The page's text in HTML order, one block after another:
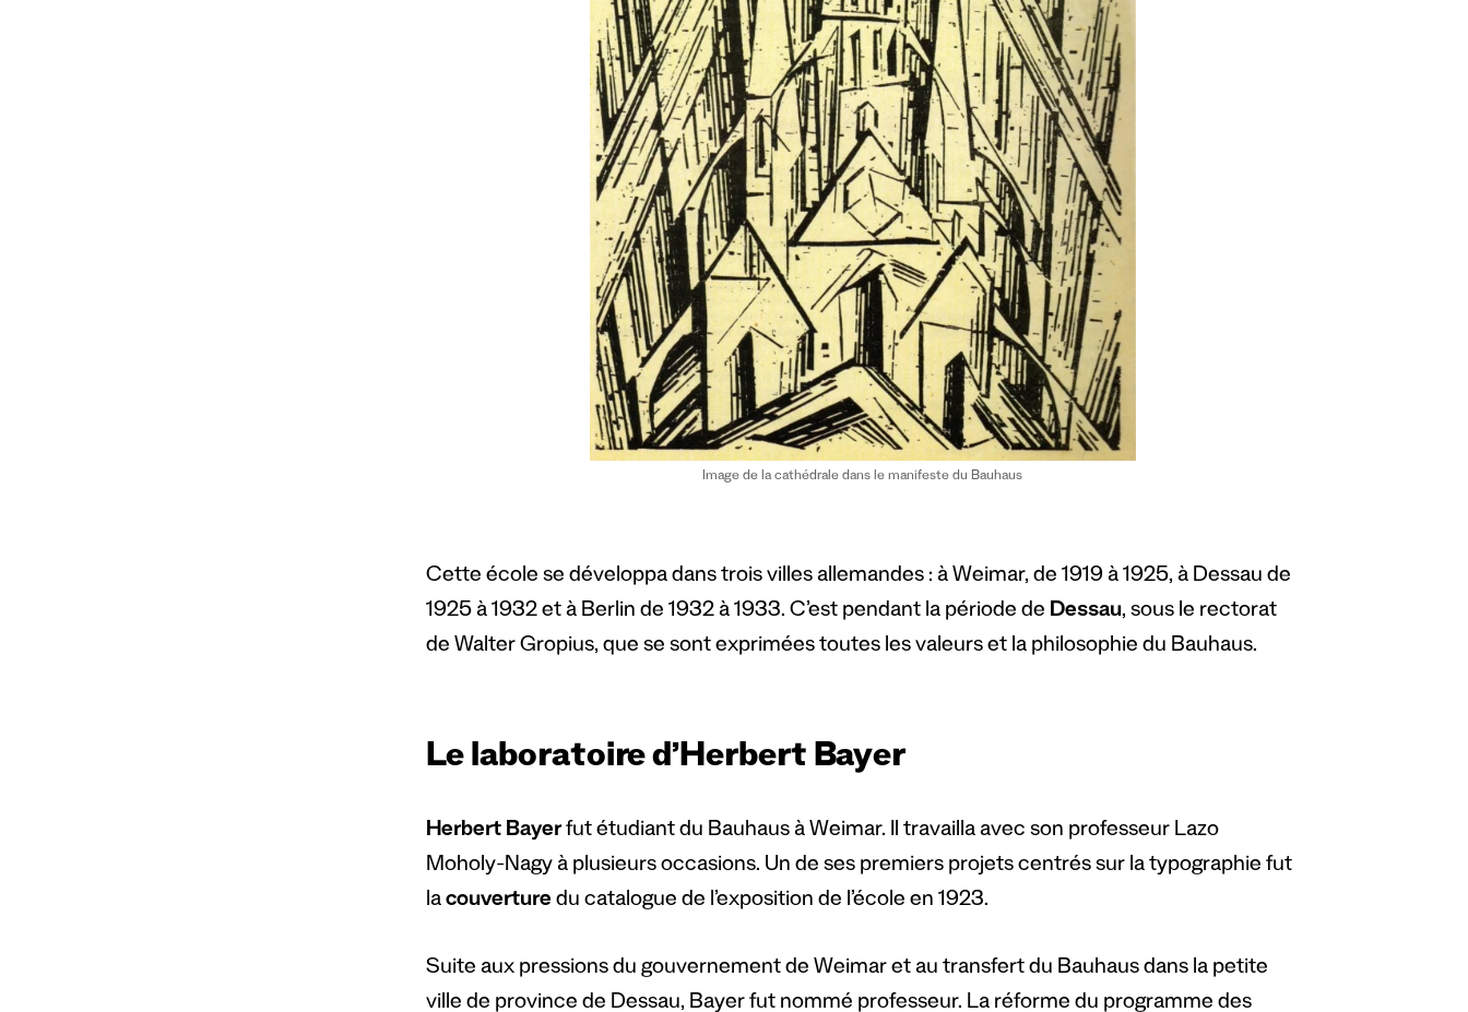
Image de la cathédrale dans le manifeste du Bauhaus
Cette école se développa dans trois villes allemandes : à Weimar, de 1919 à 1925, à Dessau de
1925 à 1932 et à Berlin de 1932 à 1933. C’est pendant la période de Dessau, sous le rectorat
de Walter Gropius, que se sont exprimées toutes les valeurs et la philosophie du Bauhaus.
Le laboratoire d’Herbert Bayer
Herbert Bayerfut étudiant du Bauhaus à Weimar. Il travailla avec son professeur Lazo
Moholy-Nagy à plusieurs occasions. Un de ses premiers projets centrés sur la typographie fut
lacouverture du catalogue de l’exposition de l’école en 1923.
Suite aux pressions du gouvernement de Weimar et au transfert du Bauhaus dans la petite
ville de province de Dessau, Bayer fut nommé professeur. La réforme du programme des